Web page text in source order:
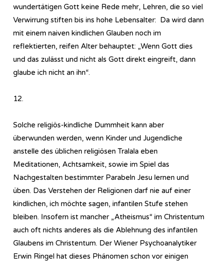
wundertätigen Gott keine Rede mehr, Lehren, die so viel
Verwirrung stiften bis ins hohe Lebensalter: Da wird dann
mit einem naiven kindlichen Glauben noch im
reflektierten, reifen Alter behauptet: „Wenn Gott dies
und das zulässt und nicht als Gott direkt eingreift, dann
glaube ich nicht an ihn“.
12.
Solche religiös-kindliche Dummheit kann aber
überwunden werden, wenn Kinder und Jugendliche
anstelle des üblichen religiösen Tralala eben
Meditationen, Achtsamkeit, sowie im Spiel das
Nachgestalten bestimmter Parabeln Jesu lernen und
üben. Das Verstehen der Religionen darf nie auf einer
kindlichen, ich möchte sagen, infantilen Stufe stehen
bleiben. Insofern ist mancher „Atheismus“ im Christentum
auch oft nichts anderes als die Ablehnung des infantilen
Glaubens im Christentum. Der Wiener Psychoanalytiker
Erwin Ringel hat dieses Phänomen schon vor einigen